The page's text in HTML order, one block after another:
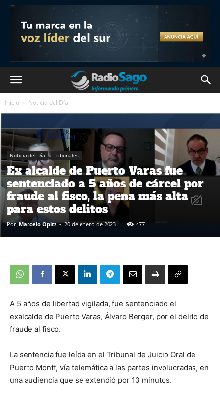
Inicio Noticia del Día
Noticia del Día Tribunales
Ex alcalde de Puerto Varas fue
sentenciado a 5 años de cárcel por
fraude al fisco, la pena más alta
para estos delitos
Por Marcelo Opitz - 20 de enero de 2023 477
A 5 años de libertad vigilada, fue sentenciado el
exalcalde de Puerto Varas, Álvaro Berger, por el delito de
fraude al fisco.
La sentencia fue leída en el Tribunal de Juicio Oral de
Puerto Montt, vía telemática a las partes involucradas, en
una audiencia que se extendió por 13 minutos.